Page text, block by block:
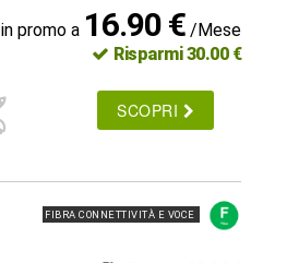
in promo a 16.90 € /Mese
Risparmi 30.00 €
SCOPRI
FIBRA CONNETTIVITÀ E VOCE